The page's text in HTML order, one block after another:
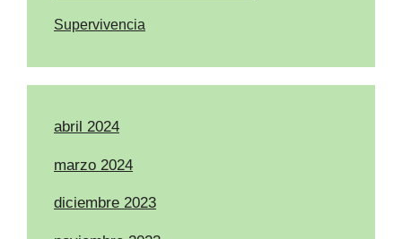
Supervivencia
abril 2024
marzo 2024
diciembre 2023